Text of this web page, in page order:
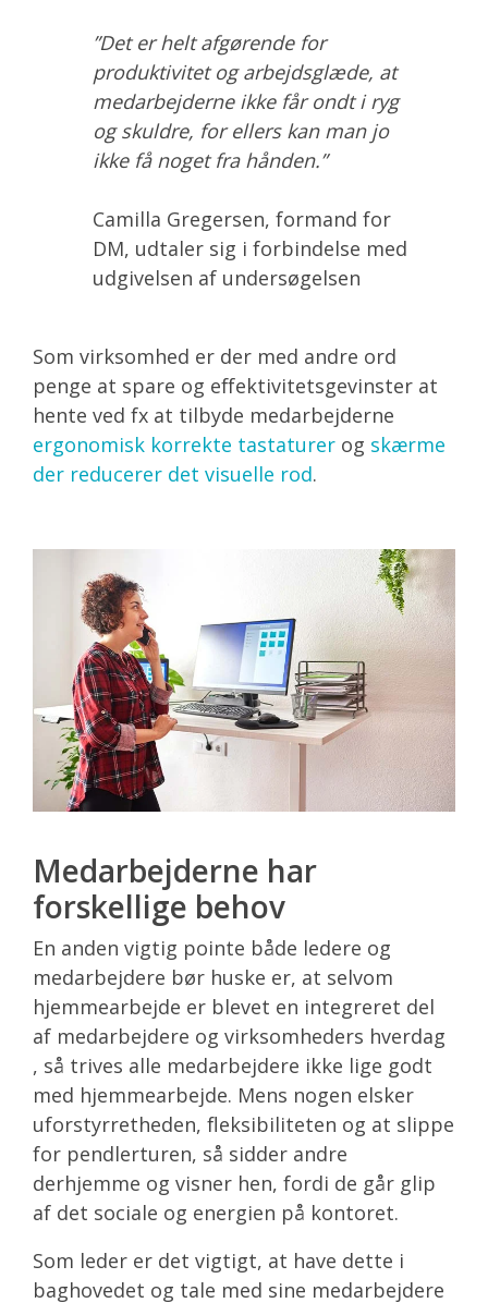
”Det er helt afgørende for
produktivitet og arbejdsglæde, at
medarbejderne ikke får ondt i ryg
og skuldre, for ellers kan man jo
ikke få noget fra hånden.”
Camilla Gregersen, formand for
DM, udtaler sig i forbindelse med
udgivelsen af undersøgelsen
Som virksomhed er der med andre ord
penge at spare og effektivitetsgevinster at
hente ved fx at tilbyde medarbejderne
ergonomisk korrekte tastaturer og skærme
der reducerer det visuelle rod.
Medarbejderne har
forskellige behov
En anden vigtig pointe både ledere og
medarbejdere bør huske er, at selvom
hjemmearbejde er blevet en integreret del
af medarbejdere og virksomheders hverdag
, så trives alle medarbejdere ikke lige godt
med hjemmearbejde. Mens nogen elsker
uforstyrretheden, fleksibiliteten og at slippe
for pendlerturen, så sidder andre
derhjemme og visner hen, fordi de går glip
af det sociale og energien på kontoret.
Som leder er det vigtigt, at have dette i
baghovedet og tale med sine medarbejdere